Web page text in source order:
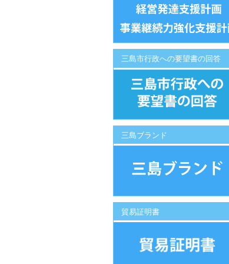
三島市行政への要望書の回答
三島ブランド
貿易証明書